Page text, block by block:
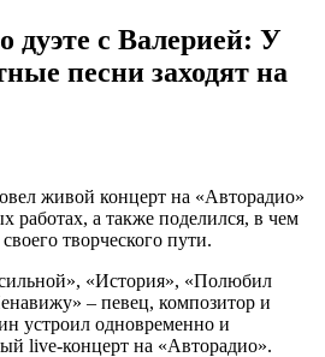
с Валерией: У
песни заходят на
живой концерт на «Авторадио»
работах, а также поделился, в чем
творческого пути.
«История», «Полюбил
– певец, композитор и
устроил одновременно и
live-концерт на «Авторадио».